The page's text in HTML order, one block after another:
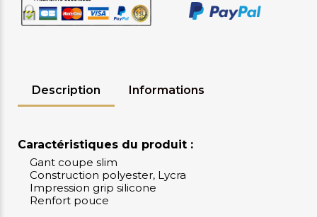
Description Informations
Caractéristiques du produit :
Gant coupe slim
Construction polyester, Lycra
Impression grip silicone
Renfort pouce